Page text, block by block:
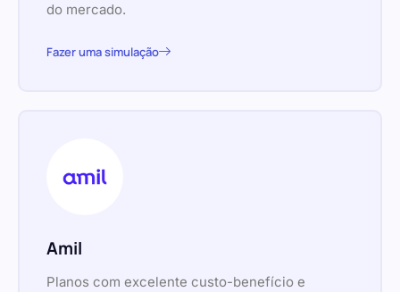
do mercado.
Fazer uma simulação
Amil
Planos com excelente custo-benefício e